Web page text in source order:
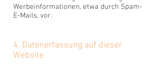
Werbeinformationen, etwa durch Spam-
E-Mails, vor.
4. Datenerfassung auf dieser
Website